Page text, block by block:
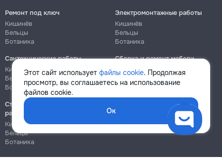
Этот сайт использует файлы cookie. Продолжая
просмотр, вы соглашаетесь на использование
файлов cookie.
Ок
Ремонт под ключ
Кишинёв
Бельцы
Ботаника
Электромонтажные работы
Кишинёв
Бельцы
Ботаника
Сантехнические работы
Кишинёв
Бельцы
Ботаника
Сборка и ремонт мебели
Кишинёв
Ботаника
Строительно-монтажные
работы
Кишинёв
Бельцы
Ботаника